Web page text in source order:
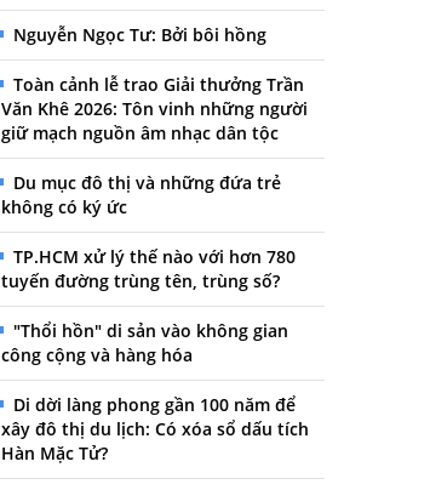
Nguyễn Ngọc Tư: Bởi bôi hồng
Toàn cảnh lễ trao Giải thưởng Trần
Văn Khê 2026: Tôn vinh những người
giữ mạch nguồn âm nhạc dân tộc
Du mục đô thị và những đứa trẻ
không có ký ức
TP.HCM xử lý thế nào với hơn 780
tuyến đường trùng tên, trùng số?
"Thổi hồn" di sản vào không gian
công cộng và hàng hóa
Di dời làng phong gần 100 năm để
xây đô thị du lịch: Có xóa sổ dấu tích
Hàn Mặc Tử?